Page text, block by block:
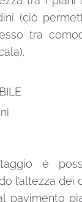
(ciò
tra
è
l’altezza dei
pavimento